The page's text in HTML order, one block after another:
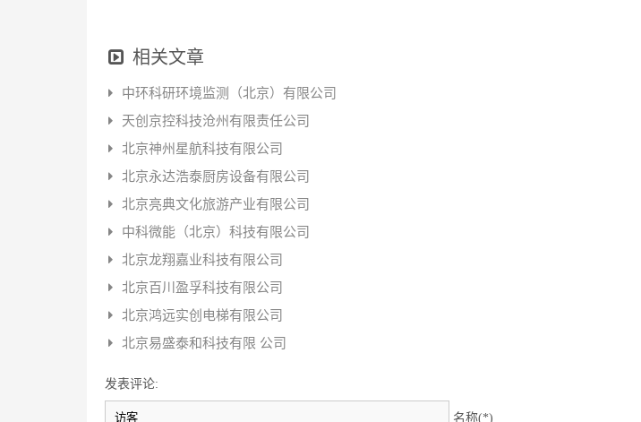
相关文章
中环科研环境监测（北京）有限公司
天创京控科技沧州有限责任公司
北京神州星航科技有限公司
北京永达浩泰厨房设备有限公司
北京亮典文化旅游产业有限公司
中科微能（北京）科技有限公司
北京龙翔嘉业科技有限公司
北京百川盈孚科技有限公司
北京鸿远实创电梯有限公司
北京易盛泰和科技有限 公司
发表评论:
名称(*)